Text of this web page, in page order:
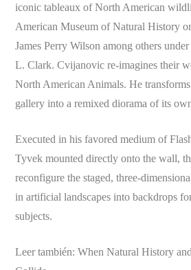
iconic tableaux of North American
American Museum of Natural History
James Perry Wilson among others
L. Clark. Cvijanovic re-imagines their
North American Animals. He
gallery into a remixed diorama of its
Executed in his favored medium of
Tyvek mounted directly onto the wall,
reconfigure the staged, three-
in artificial landscapes into backdrops
subjects.
Leer también: When Natural History